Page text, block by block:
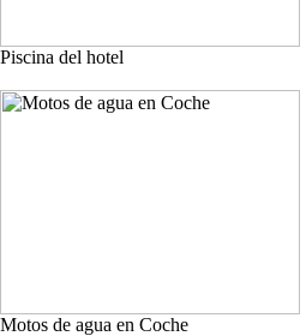
Piscina del hotel
Motos de agua en Coche